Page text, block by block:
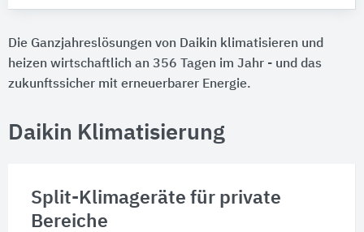
Die Ganzjahreslösungen von Daikin klimatisieren und
heizen wirtschaftlich an 356 Tagen im Jahr - und das
zukunftssicher mit erneuerbarer Energie.
Daikin Klimatisierung
Split-Klimageräte für private
Bereiche